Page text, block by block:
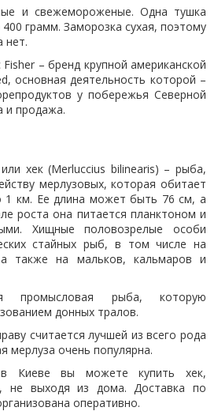
и свежемороженые. Одна тушка
грамм. Заморозка сухая, поэтому
нет.
Fisher – бренд крупной американской
основная деятельность которой –
у побережья Северной
и продажа.
или хек(Merluccius bilinearis) – рыба,
мерлузовых, которая обитает
1 км. Ее длина может быть 76 см, а
роста она питается планктоном и
Хищные половозрелые особи
стайных рыб, в том числе на
также на мальков, кальмаров и
промысловая рыба, которую
донных тралов.
считается лучшей из всего рода
мерлуза очень популярна.
Киеве вы можете купить хек,
не выходя из дома. Доставка по
оперативно.